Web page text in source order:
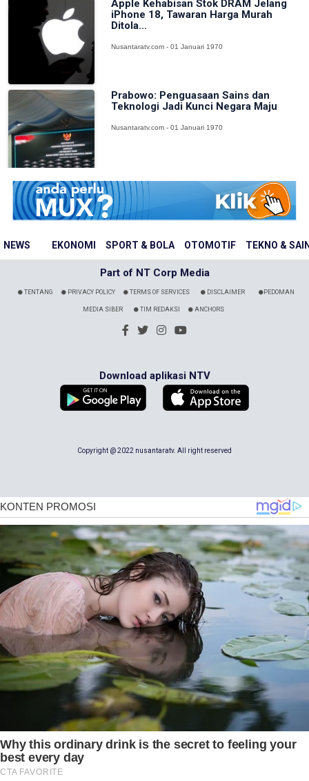
NEWS EKONOMI SPORT & BOLA OTOMOTIF TEKNO &
Apple Kehabisan Stok DRAM Jelang
iPhone 18, Tawaran Harga Murah
Ditola...
Nusantaratv.com - 01 Januari 1970
Prabowo: Penguasaan Sains dan
Teknologi Jadi Kunci Negara Maju
Nusantaratv.com - 01 Januari 1970
Part of NT Corp Media
TENTANG PRIVACY POLICY TERMS OF SERVICES DISCLAIMER PEDOMAN
MEDIA SIBER TIM REDAKSI ANCHORS
Download aplikasi NTV
Copyright @ 2022 nusantaratv. All right reserved